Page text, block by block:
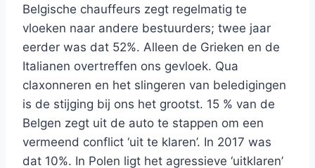
Belgische chauffeurs zegt regelmatig te
vloeken naar andere bestuurders; twee jaar
eerder was dat 52%. Alleen de Grieken en de
Italianen overtreffen ons gevloek. Qua
claxonneren en het slingeren van beledigingen
is de stijging bij ons het grootst. 15 % van de
Belgen zegt uit de auto te stappen om een
vermeend conflict ‘uit te klaren’. In 2017 was
dat 10%. In Polen ligt het agressieve ‘uitklaren’